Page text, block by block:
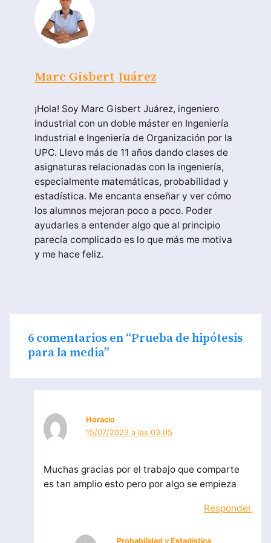
Marc Gisbert Juárez
¡Hola! Soy Marc Gisbert Juárez, ingeniero
industrial con un doble máster en Ingeniería
Industrial e Ingeniería de Organización por la
UPC. Llevo más de 11 años dando clases de
asignaturas relacionadas con la ingeniería,
especialmente matemáticas, probabilidad y
estadística. Me encanta enseñar y ver cómo
los alumnos mejoran poco a poco. Poder
ayudarles a entender algo que al principio
parecía complicado es lo que más me motiva
y me hace feliz.
6 comentarios en “Prueba de hipótesis
para la media”
Horacio
15/07/2023 a las 03:05
Muchas gracias por el trabajo que comparte
es tan amplio esto pero por algo se empieza
Responder
Probabilidad y Estadística